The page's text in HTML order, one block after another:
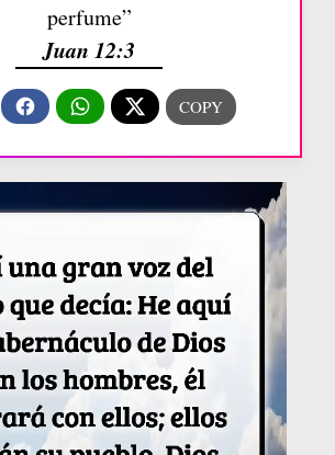
perfume”
Juan 12:3